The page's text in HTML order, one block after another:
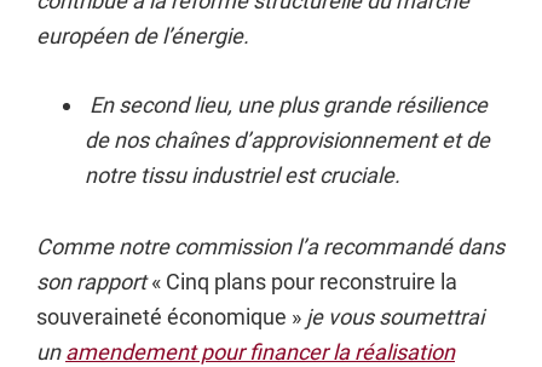
européen de l’énergie.
En second lieu, une plus grande résilience
de nos chaînes d’approvisionnement et de
notre tissu industriel est cruciale.
Comme notre commission l’a recommandé dans
son rapport« Cinq plans pour reconstruire la
souveraineté économique » je vous soumettrai
unamendement pour financer la réalisation